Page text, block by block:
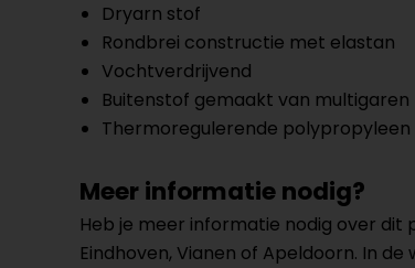
Dryarn stof
Rondbrei constructie met elastan
Vochtverdrijvend
Buitenstof gemaakt van
Thermoregulerende
Meer informatie nodig?
Heb je meer informatie nodig over
Eindhoven, Vianen of Apeldoorn. In